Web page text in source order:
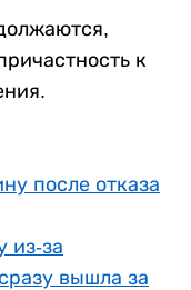
к
после отказа
из-за
вышла за